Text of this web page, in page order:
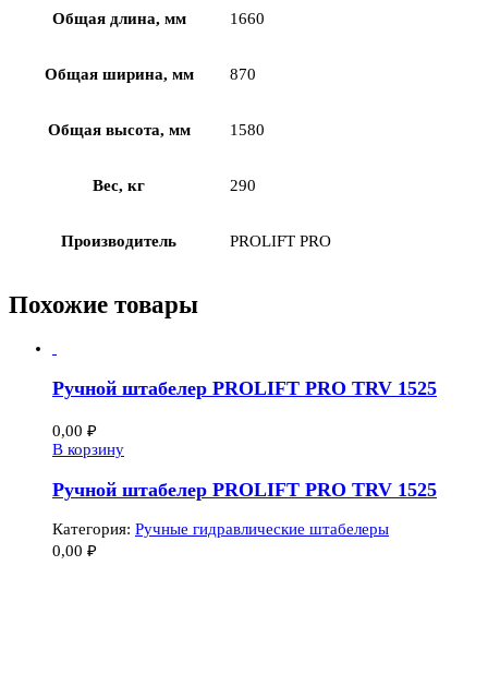
Общая длина, мм 1660
Общая ширина, мм 870
Общая высота, мм 1580
Вес, кг 290
Производитель PROLIFT PRO
Похожие товары
Ручной штабелер PROLIFT PRO TRV 1525
0,00 ₽
В корзину
Ручной штабелер PROLIFT PRO TRV 1525
Категория: Ручные гидравлические штабелеры
0,00 ₽